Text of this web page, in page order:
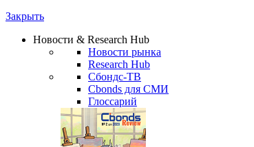
Закрыть
Новости & Research Hub
Новости рынка
Research Hub
Сбондс-ТВ
Cbonds для СМИ
Глоссарий